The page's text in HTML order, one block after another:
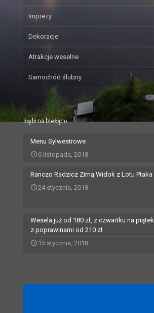
Imprezy
Dekoracje
Atrakcje weselne
Samochód ślubny
Bądź na bieżąco
Menu Sylwestrowe
6 listopada, 2018
Ranczo Radzicz Zimą Widok z Lotu Ptaka
24 stycznia, 2018
Wesela już od 180 zł, z czwartku na piątek
z poprawinami od 210 zł
15 stycznia, 2018